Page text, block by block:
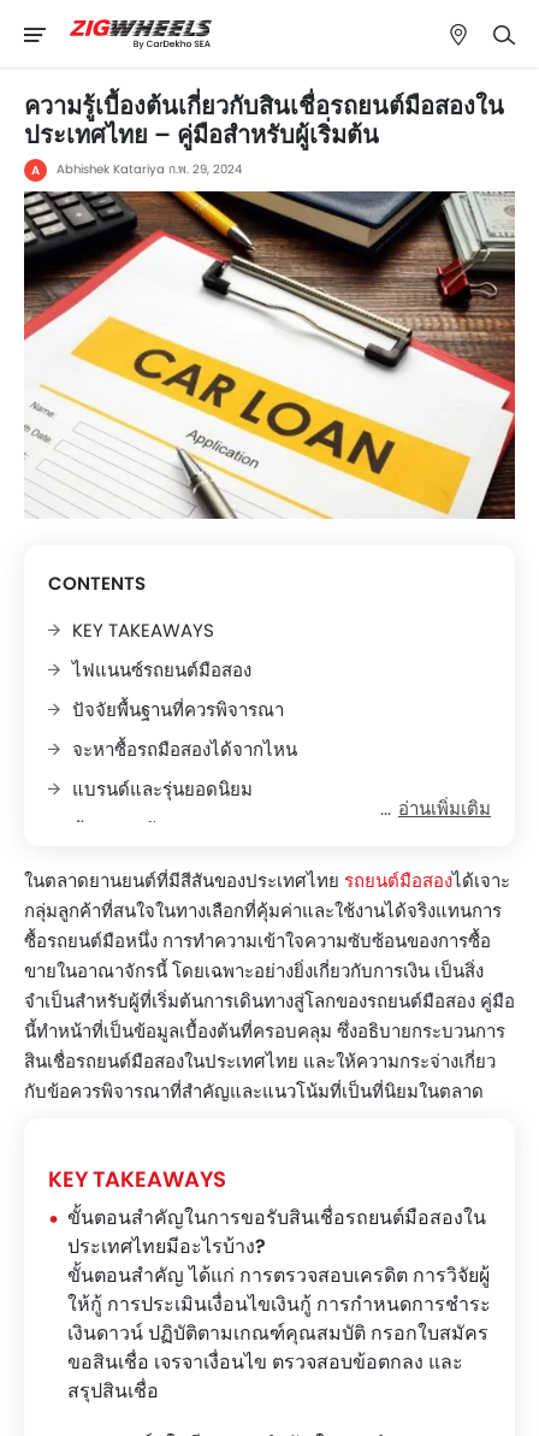
ความรู้เบื้องต้นเกี่ยวกับสินเชื่อรถยนต์มือสองใน
ประเทศไทย – คู่มือสำหรับผู้เริ่มต้น
A Abhishek Katariya ก.พ. 29, 2024
CONTENTS
KEY TAKEAWAYS
ไฟแนนซ์รถยนต์มือสอง
ปัจจัยพื้นฐานที่ควรพิจารณา
จะหาซื้อรถมือสองได้จากไหน
แบรนด์และรุ่นยอดนิยม
ข้อควรระวัง
อ่านเพิ่มเติม
ในตลาดยานยนต์ที่มีสีสันของประเทศไทย รถยนต์มือสองได้เจาะ
กลุ่มลูกค้าที่สนใจในทางเลือกที่คุ้มค่าและใช้งานได้จริงแทนการ
ซื้อรถยนต์มือหนึ่ง การทำความเข้าใจความซับซ้อนของการซื้อ
ขายในอาณาจักรนี้ โดยเฉพาะอย่างยิ่งเกี่ยวกับการเงิน เป็นสิ่ง
จำเป็นสำหรับผู้ที่เริ่มต้นการเดินทางสู่โลกของรถยนต์มือสอง คู่มือ
นี้ทำหน้าที่เป็นข้อมูลเบื้องต้นที่ครอบคลุม ซึ่งอธิบายกระบวนการ
สินเชื่อรถยนต์มือสองในประเทศไทย และให้ความกระจ่างเกี่ยว
กับข้อควรพิจารณาที่สำคัญและแนวโน้มที่เป็นที่นิยมในตลาด
KEY TAKEAWAYS
ขั้นตอนสำคัญในการขอรับสินเชื่อรถยนต์มือสองใน
ประเทศไทยมีอะไรบ้าง?
ขั้นตอนสำคัญ ได้แก่ การตรวจสอบเครดิต การวิจัยผู้
ให้กู้ การประเมินเงื่อนไขเงินกู้ การกำหนดการชำระ
เงินดาวน์ ปฏิบัติตามเกณฑ์คุณสมบัติ กรอกใบสมัคร
ขอสินเชื่อ เจรจาเงื่อนไข ตรวจสอบข้อตกลง และ
สรุปสินเชื่อ